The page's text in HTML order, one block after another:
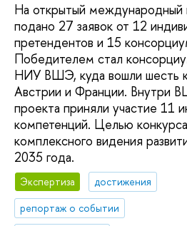
На открытый международный
подано 27 заявок от 12
претендентов и 15
Победителем стал
НИУ ВШЭ, куда вошли шесть
Австрии и Франции. Внутри
проекта приняли участие 11
компетенций. Целью
комплексного видения
2035 года.
Экспертиза
достижения
репортаж о событии